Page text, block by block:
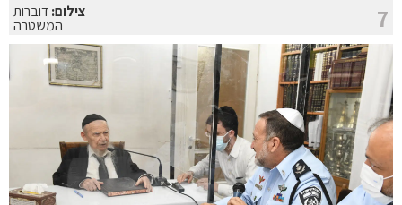
7 צילום:דוברות
המשטרה